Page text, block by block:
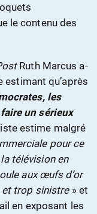
le contenu des
Ruth Marcus a-
estimant qu’après
les
un sérieux
estime malgré
pour ce
télévision en
aux œufs d’or
et trop sinistre» et
en exposant les